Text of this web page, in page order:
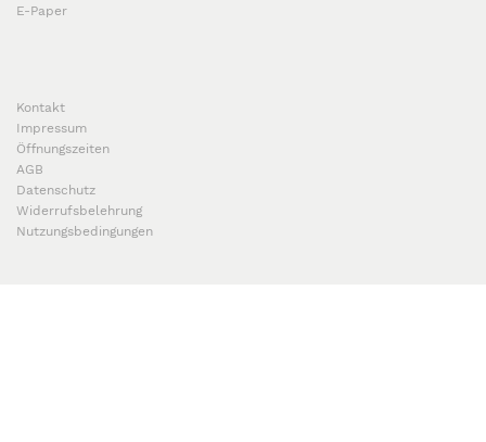
E-Paper
Kontakt
Impressum
Öffnungszeiten
AGB
Datenschutz
Widerrufsbelehrung
Nutzungsbedingungen